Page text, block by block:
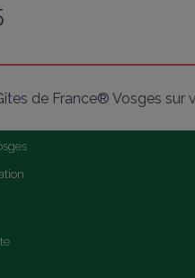
de France® Vosges sur